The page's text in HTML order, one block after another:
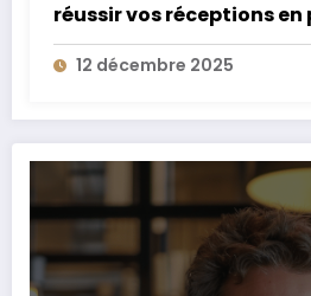
réussir vos réceptions en
12 décembre 2025